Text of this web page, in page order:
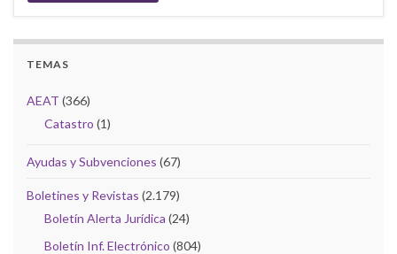
TEMAS
AEAT (366)
Catastro (1)
Ayudas y Subvenciones (67)
Boletines y Revistas (2.179)
Boletín Alerta Jurídica (24)
Boletín Inf. Electrónico (804)